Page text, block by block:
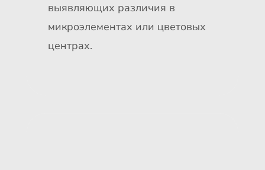
выявляющих различия в
микроэлементах или цветовых
центрах.